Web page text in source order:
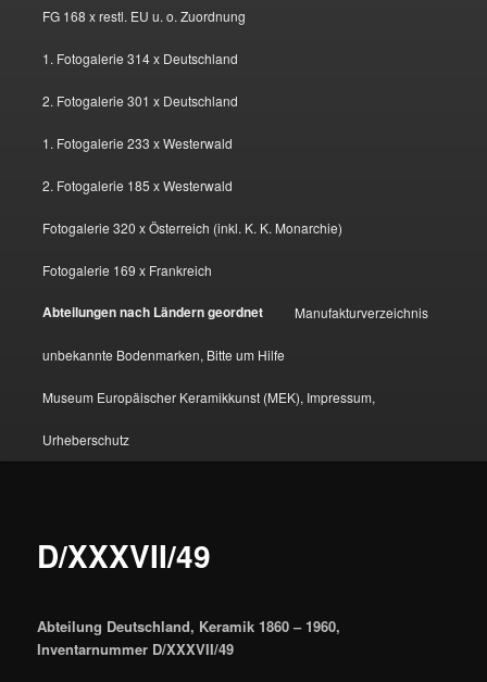
FG 168 x restl. EU u. o. Zuordnung
1. Fotogalerie 314 x Deutschland
2. Fotogalerie 301 x Deutschland
1. Fotogalerie 233 x Westerwald
2. Fotogalerie 185 x Westerwald
Fotogalerie 320 x Österreich (inkl. K. K. Monarchie)
Fotogalerie 169 x Frankreich
Abteilungen nach Ländern geordnet Manufakturverzeichnis
unbekannte Bodenmarken, Bitte um Hilfe
Museum Europäischer Keramikkunst (MEK), Impressum,
Urheberschutz
D/XXXVII/49
Abteilung Deutschland, Keramik 1860 – 1960,
Inventarnummer D/XXXVII/49